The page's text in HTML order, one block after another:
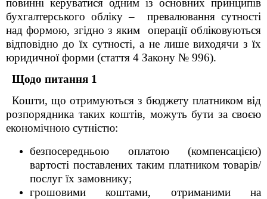
повинні керуватися одним із основних принципів
бухгалтерського обліку – превалювання сутності
над формою, згідно з яким операції обліковуються
відповідно до їх сутності, а не лише виходячи з їх
юридичної форми (стаття 4 Закону № 996).
Щодо питання 1
Кошти, що отримуються з бюджету платником від
розпорядника таких коштів, можуть бути за своєю
економічною сутністю:
безпосередньою оплатою (компенсацією)
вартості поставлених таким платником товарів/
послуг їх замовнику;
грошовими коштами, отриманими на